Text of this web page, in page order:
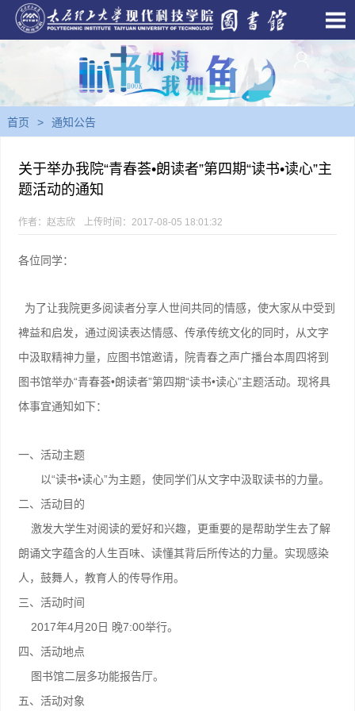
首页 > 通知公告
关于举办我院“青春荟•朗读者”第四期“读书•读心”主
题活动的通知
作者：赵志欣 上传时间：2017-08-05 18:01:32
各位同学：
为了让我院更多阅读者分享人世间共同的情感，使大家从中受到
裨益和启发，通过阅读表达情感、传承传统文化的同时，从文字
中汲取精神力量，应图书馆邀请，院青春之声广播台本周四将到
图书馆举办“青春荟•朗读者”第四期“读书•读心”主题活动。现将具
体事宜通知如下：
一、活动主题
以“读书•读心”为主题，使同学们从文字中汲取读书的力量。
二、活动目的
激发大学生对阅读的爱好和兴趣，更重要的是帮助学生去了解
朗诵文字蕴含的人生百味、读懂其背后所传达的力量。实现感染
人，鼓舞人，教育人的传导作用。
三、活动时间
2017年4月 20 日 晚7:00举行。
四、活动地点
图书馆二层多功能报告厅。
五、活动对象